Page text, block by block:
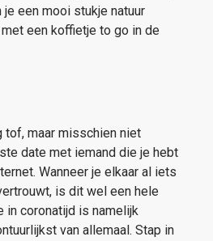
je een mooi stukje natuur
een koffietje to go in de
maar misschien niet
date met iemand die je hebt
Wanneer je elkaar al iets
is dit wel een hele
in coronatijd is namelijk
van allemaal. Stap in